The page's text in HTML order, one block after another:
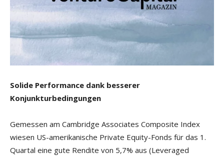
Solide Performance dank besserer
Konjunkturbedingungen
Gemessen am Cambridge Associates Composite Index
wiesen US-amerikanische Private Equity-Fonds für das 1.
Quartal eine gute Rendite von 5,7% aus (Leveraged